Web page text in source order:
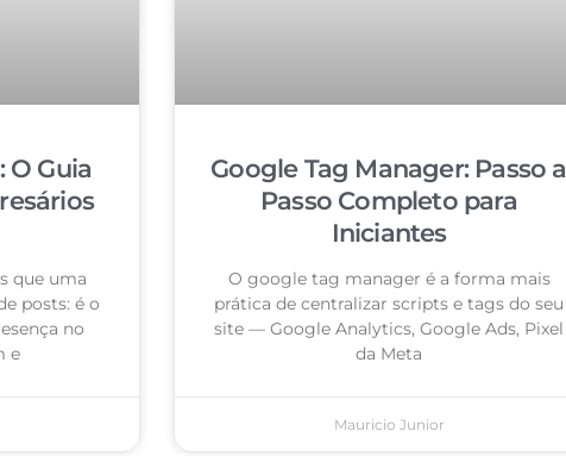
O Guia
que uma
posts: é o
no
e
Google Tag Manager: Passo a
Passo Completo para
Iniciantes
O google tag manager é a forma mais
prática de centralizar scripts e tags do seu
site — Google Analytics, Google Ads, Pixel
da Meta
Mauricio Junior